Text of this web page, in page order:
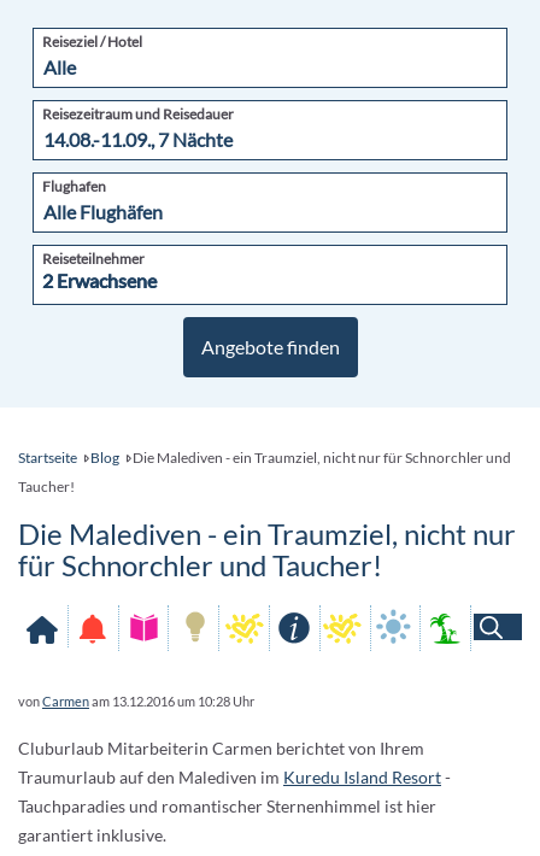
Reiseziel / Hotel
Reisezeitraum und Reisedauer
Flughafen
Reiseteilnehmer
2 Erwachsene
2 Erwachsene
Angebote finden
Startseite Blog
Die Malediven - ein Traumziel, nicht nur für Schnorchler und
Taucher!
Die Malediven - ein Traumziel, nicht nur
für Schnorchler und Taucher!
vonCarmenam 13.12.2016 um 10:28 Uhr
Cluburlaub Mitarbeiterin Carmen berichtet von Ihrem
Traumurlaub auf den Malediven im Kuredu Island Resort-
Tauchparadies und romantischer Sternenhimmel ist hier
garantiert inklusive.